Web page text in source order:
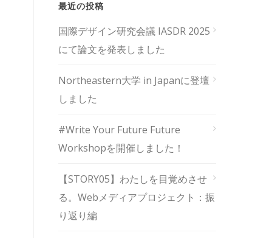
最近の投稿
国際デザイン研究会議 IASDR 2025
にて論文を発表しました
Northeastern大学 in Japanに登壇
しました
#Write Your Future Future
Workshopを開催しました！
【STORY05】わたしを目覚めさせ
る。Webメディアプロジェクト：振
り返り編